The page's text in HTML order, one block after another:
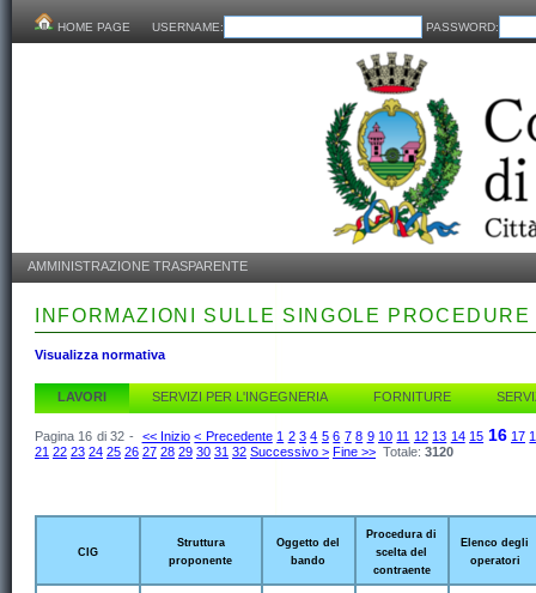
HOME PAGE USERNAME: PASSWORD:
AMMINISTRAZIONE TRASPARENTE
INFORMAZIONI SULLE SINGOLE
Visualizza normativa
LAVORI SERVIZI PER L'INGEGNERIA FORNITURE
Pagina 16 di 32 - << Inizio < Precedente 1 2 3 4 5 6 7 8 9 10 11 12 13 14 15 16 17
21 22 23 24 25 26 27 28 29 30 31 32 Successivo > Fine >> Totale: 3120
CIG
Struttura
proponente
Oggetto del
bando
Procedura di
scelta del
contraente
Elenco degli
operatori